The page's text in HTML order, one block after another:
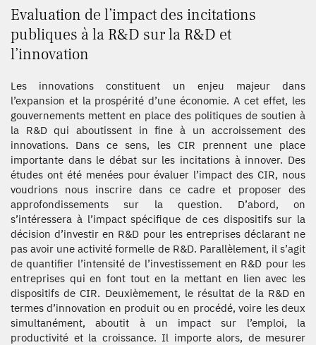
Evaluation de l’impact des incitations
publiques à la R&D sur la R&D et
l’innovation
Les innovations constituent un enjeu majeur dans
l’expansion et la prospérité d’une économie. A cet effet, les
gouvernements mettent en place des politiques de soutien à
la R&D qui aboutissent in fine à un accroissement des
innovations. Dans ce sens, les CIR prennent une place
importante dans le débat sur les incitations à innover. Des
études ont été menées pour évaluer l’impact des CIR, nous
voudrions nous inscrire dans ce cadre et proposer des
approfondissements sur la question. D’abord, on
s’intéressera à l’impact spécifique de ces dispositifs sur la
décision d’investir en R&D pour les entreprises déclarant ne
pas avoir une activité formelle de R&D. Parallèlement, il s’agit
de quantifier l’intensité de l’investissement en R&D pour les
entreprises qui en font tout en la mettant en lien avec les
dispositifs de CIR. Deuxièmement, le résultat de la R&D en
termes d’innovation en produit ou en procédé, voire les deux
simultanément, aboutit à un impact sur l’emploi, la
productivité et la croissance. Il importe alors, de mesurer